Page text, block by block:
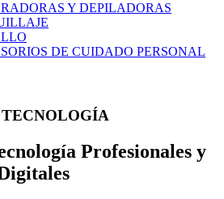
Y DEPILADORAS
DE CUIDADO PERSONAL
Profesionales y